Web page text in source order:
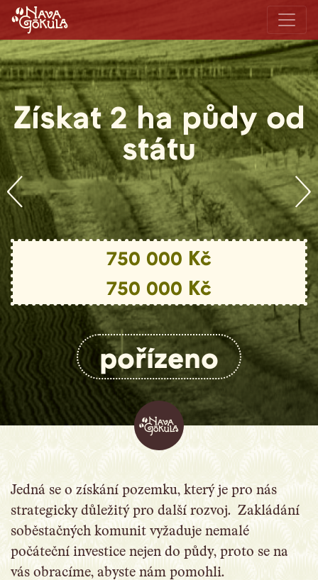
Získat 2 ha půdy od
státu
750 000 Kč
750 000 Kč
pořízeno
Jedná se o získání pozemku, který je pro nás
strategicky důležitý pro další rozvoj. Zakládání
soběstačných komunit vyžaduje nemalé
počáteční investice nejen do půdy, proto se na
vás obracíme, abyste nám pomohli.